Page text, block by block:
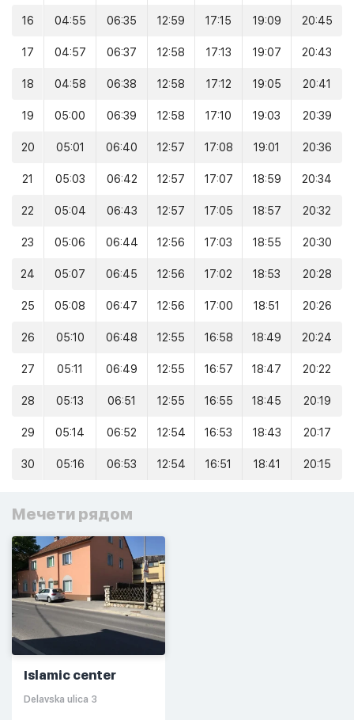
16 04:55 06:35 12:59 17:15 19:09 20:45
17 04:57 06:37 12:58 17:13 19:07 20:43
18 04:58 06:38 12:58 17:12 19:05 20:41
19 05:00 06:39 12:58 17:10 19:03 20:39
20 05:01 06:40 12:57 17:08 19:01 20:36
21 05:03 06:42 12:57 17:07 18:59 20:34
22 05:04 06:43 12:57 17:05 18:57 20:32
23 05:06 06:44 12:56 17:03 18:55 20:30
24 05:07 06:45 12:56 17:02 18:53 20:28
25 05:08 06:47 12:56 17:00 18:51 20:26
26 05:10 06:48 12:55 16:58 18:49 20:24
27 05:11 06:49 12:55 16:57 18:47 20:22
28 05:13 06:51 12:55 16:55 18:45 20:19
29 05:14 06:52 12:54 16:53 18:43 20:17
30 05:16 06:53 12:54 16:51 18:41 20:15
Мечети рядом
Islamic center
Delavska ulica 3